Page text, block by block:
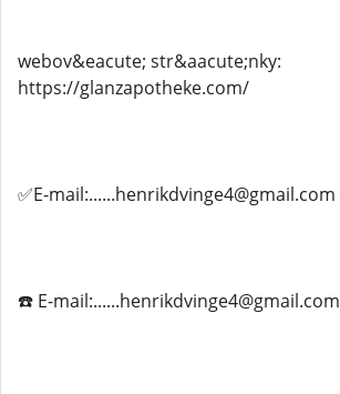
webov&eacute; str&aacute;nky:
https://glanzapotheke.com/
✅E-mail:......henrikdvinge4@gmail.com
☎️ E-mail:......henrikdvinge4@gmail.com